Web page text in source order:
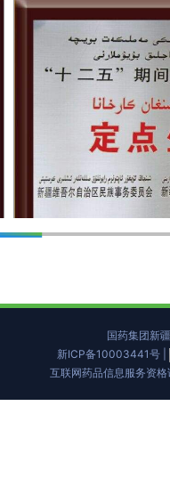
国药集团新
新ICP备10003441号
互联网药品信息服务资